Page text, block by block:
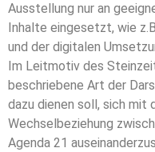
Ausstellung nur an
Inhalte eingesetzt, wie
und der digitalen
Im Leitmotiv des
beschriebene Art der
dazu dienen soll, sich mit
Wechselbeziehung
Agenda 21